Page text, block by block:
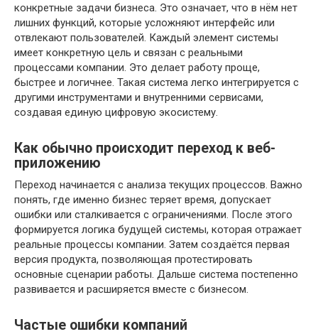
конкретные задачи бизнеса. Это означает, что в нём нет
лишних функций, которые усложняют интерфейс или
отвлекают пользователей. Каждый элемент системы
имеет конкретную цель и связан с реальными
процессами компании. Это делает работу проще,
быстрее и логичнее. Такая система легко интегрируется с
другими инструментами и внутренними сервисами,
создавая единую цифровую экосистему.
Как обычно происходит переход к веб-
приложению
Переход начинается с анализа текущих процессов. Важно
понять, где именно бизнес теряет время, допускает
ошибки или сталкивается с ограничениями. После этого
формируется логика будущей системы, которая отражает
реальные процессы компании. Затем создаётся первая
версия продукта, позволяющая протестировать
основные сценарии работы. Дальше система постепенно
развивается и расширяется вместе с бизнесом.
Частые ошибки компаний